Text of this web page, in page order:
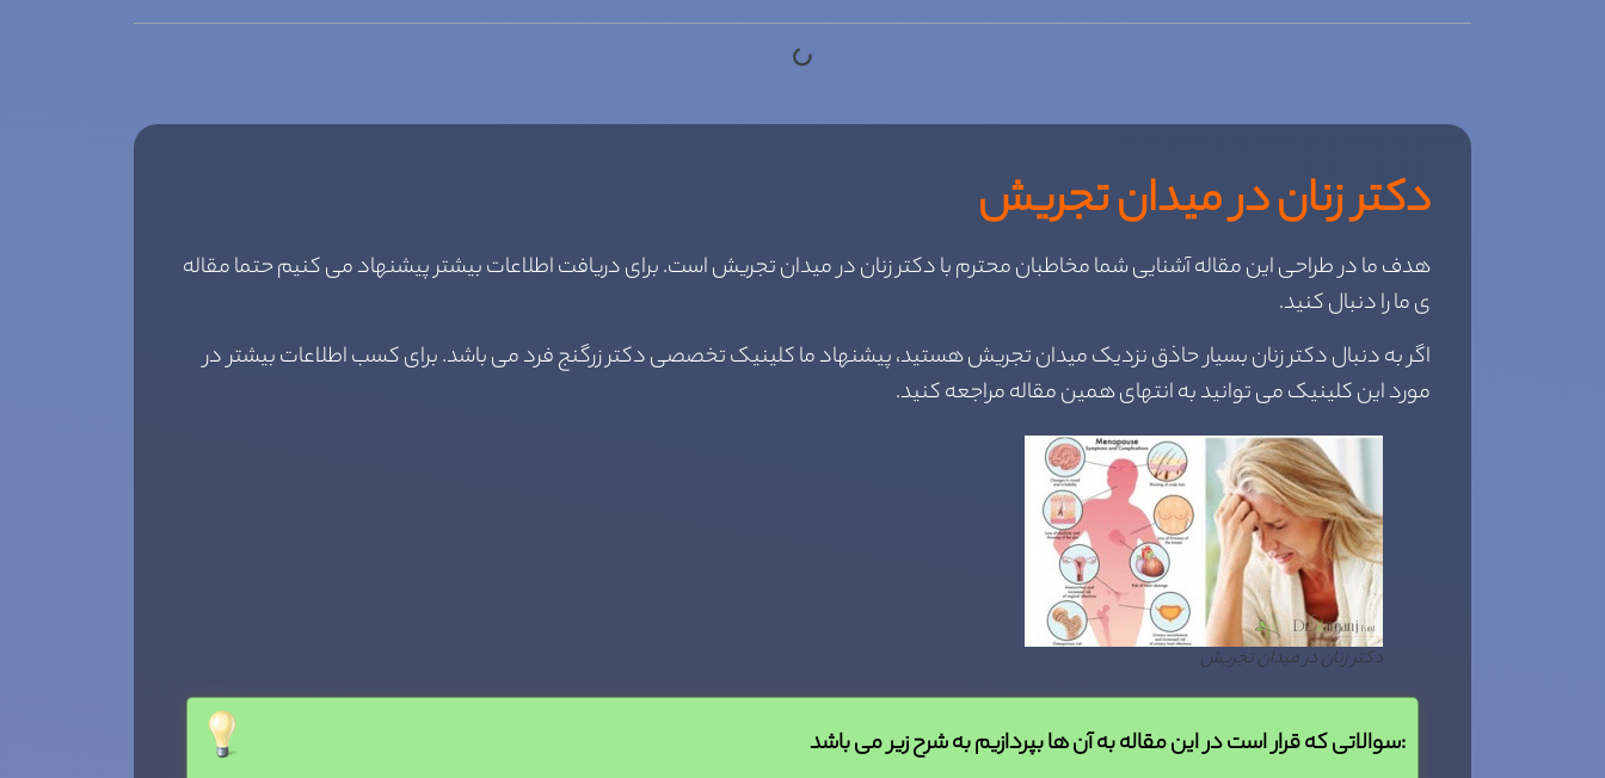
دکتر زنان در میدان تجریش
هدف ما در طراحی این مقاله آشنایی شما مخاطبان محترم با دکتر زنان در میدان تجریش است. برای دریافت اطلاعات بیشتر پیشنهاد می کنیم حتما مقاله
ی ما را دنبال کنید.
اگر به دنبال دکتر زنان بسیار حاذق نزدیک میدان تجریش هستید، پیشنهاد ما کلینیک تخصصی دکتر زرگنج فرد می باشد. برای کسب اطلاعات بیشتر در
مورد این کلینیک می توانید به انتهای همین مقاله مراجعه کنید.
دکتر زنان در میدان تجریش
سوالاتی که قرار است در این مقاله به آن ها بپردازیم به شرح زیر می باشد: